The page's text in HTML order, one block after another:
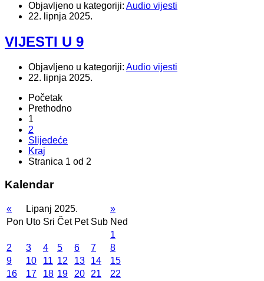
Objavljeno u kategoriji: Audio vijesti
22. lipnja 2025.
VIJESTI U 9
Objavljeno u kategoriji: Audio vijesti
22. lipnja 2025.
Početak
Prethodno
1
2
Slijedeće
Kraj
Stranica 1 od 2
Kalendar
« Lipanj 2025.
»
Pon Uto Sri Čet Pet Sub Ned
1
2
3 4 5 6 7
8
9
10 11 12 13 14
15
16
17 18 19 20 21
22